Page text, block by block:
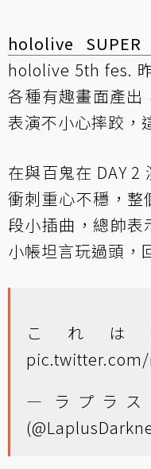
hololive SUPER
hololive 5th fes.
各種有趣畫面產出
表演不小心摔跤，
在與百鬼在 DAY 2
衝刺重心不穩，整
段小插曲，總帥
小帳坦言玩過頭，
これは
pic.twitter.com/
— ラプラス